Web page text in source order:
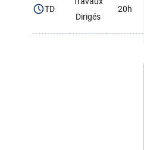
TD
Dirigés
20h